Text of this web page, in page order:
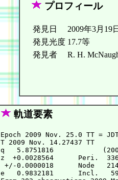
プロフィール
発見日
2009年3月19
発見光度 17.7等
発見者
R. H.
軌道要素
Epoch 2009 Nov. 25.0 TT =
T 2009 Nov. 14.27437
q   5.8751816
z  +0.0028564      Peri.
+/-0.0000018      Node
e   0.9832181      Incl.